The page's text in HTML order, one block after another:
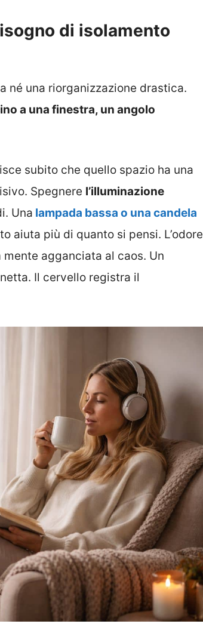
di isolamento
né una riorganizzazione drastica.
a una finestra, un angolo
subito che quello spazio ha una
Spegnere l’illuminazione
Una lampada bassa o una candela
aiuta più di quanto si pensi. L’odore
agganciata al caos. Un
Il cervello registra il